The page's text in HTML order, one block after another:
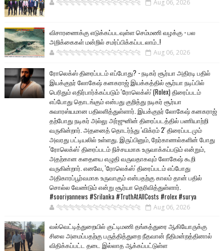
🐅🐅🐅🐅🐅🐅🐆🐆🐆🐆🐆🐆🐆🐆 Aug 06, 2026
விசாரணைக்கு எடுக்கப்படவுள்ள செம்மணி வழக்கு - பல
அறிக்கைகள் மன்றில் சமர்ப்பிக்கப்படலாம்..!
🐅🐅🐅🐅🐅🐅🐆🐆🐆🐆🐆🐆🐆🐆 Aug 06, 2026
ரோலெக்ஸ் திரைப்படம் எப்போது? - நடிகர் சூர்யா அதிரடி பதில்
இயக்குநர் லோகேஷ் கனகராஜ் இயக்கத்தில் சூர்யா நடிப்பில்
பெரிதும் எதிர்பார்க்கப்படும் 'ரோலெக்ஸ்' (Rolex) திரைப்படம்
எப்போது தொடங்கும் என்பது குறித்து நடிகர் சூர்யா
சுவாரஸ்யமான பதிலளித்துள்ளார். இயக்குநர் லோகேஷ் கனகராஜ்
தற்போது நடிகர் அல்லு அர்ஜுனின் திரைப்படத்தில் பணியாற்றி
வருகின்றார். அதனைத் தொடர்ந்து 'விக்ரம் 2' திரைப்படமும்
அவரது பட்டியலில் உள்ளது. இருப்பினும், நேர்காணல்களின் போது
'ரோலெக்ஸ்' திரைப்படம் நிச்சயமாக உருவாக்கப்படும் என்றும்,
அதற்கான கதையை எழுதி வருவதாகவும் லோகேஷ் கூறி
வருகின்றார். எனவே, 'ரோலெக்ஸ்' திரைப்படம் எப்போது
அதிகாரப்பூர்வமாக உருவாகும் என்பதற்கு காலம் தான் பதில்
சொல்ல வேண்டும் என்று சூர்யா தெரிவித்துள்ளார்.
#sooriyannews #Srilanka #TruthAtAllCosts #rolex #surya
🐅🐅🐅🐅🐅🐅🐆🐆🐆🐆🐆🐆🐆🐆 Aug 06, 2026
வல்வெட்டித்துறையில் குட்டிமணி தங்கத்துரை ஆகியோருக்கு
சிலை அமைப்பதற்கு பருத்தித்துறை நீதவான் நீதிமன்றத்தினால்
விதிக்கப்பட்ட தடை இல்லாத ஆக்கப்பட்டுள்ள